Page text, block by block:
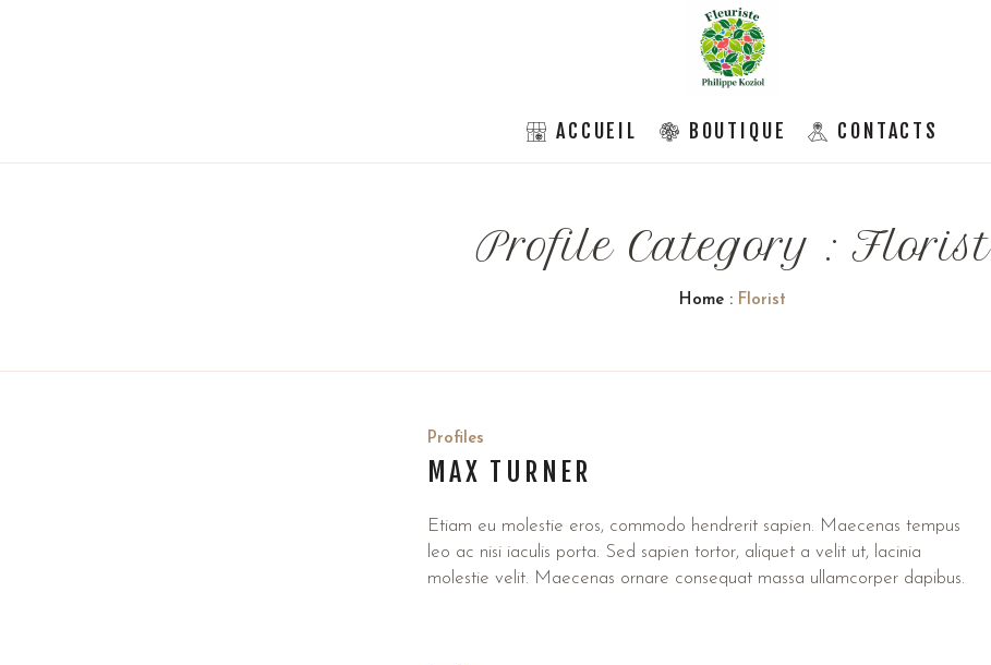
ACCUEIL BOUTIQUE CONTACTS
Profile Category :Florist
Home : Florist
Profiles
MAX TURNER
Etiam eu molestie eros, commodo hendrerit sapien. Maecenas tempus
leo ac nisi iaculis porta. Sed sapien tortor, aliquet a velit ut, lacinia
molestie velit. Maecenas ornare consequat massa ullamcorper dapibus.